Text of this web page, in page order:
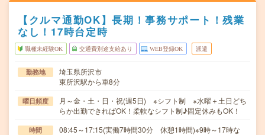
【クルマ通勤OK】長期！事務サポート！残業
なし！17時台定時
職種未経験OK 交通費別途支給あり WEB登録OK 派遣
勤務地
埼玉県所沢市
東所沢駅から車8分
曜日頻度
月～金・土・日・祝(週5日) ※シフト制 ※水曜＋土日どち
らか出勤できればOK！柔軟なシフト制♪固定休みもOK！
時間
08:45～17:15(実働7時間30分 休憩1時間)※9時～17時な